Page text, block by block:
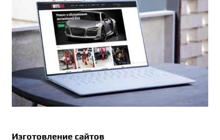
Изготовление сайтов